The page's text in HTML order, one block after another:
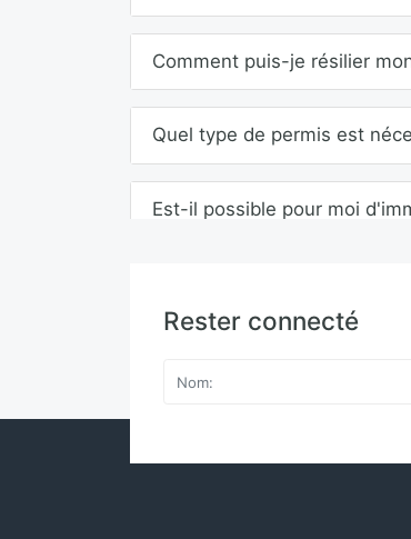
Comment puis-je résilier
Quel type de permis est
Est-il possible pour moi
Rester connecté